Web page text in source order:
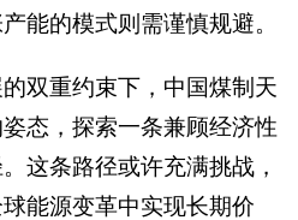
能的模式则需谨慎规避。
双重约束下，中国煤制天
态，探索一条兼顾经济性
这条路径或许充满挑战，
能源变革中实现长期价